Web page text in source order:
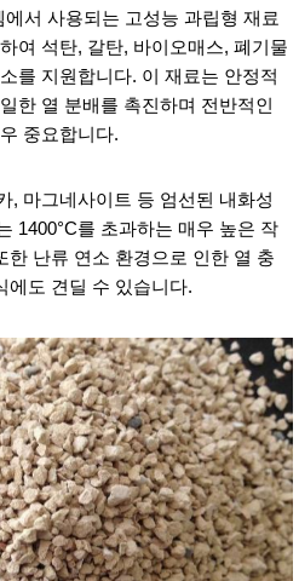
서 사용되는 고성능 과립형 재료
여 석탄, 갈탄, 바이오매스, 폐기물
를 지원합니다. 이 재료는 안정적
한 열 분배를 촉진하며 전반적인
중요합니다.
, 마그네사이트 등 엄선된 내화성
1400°C를 초과하는 매우 높은 작
한 난류 연소 환경으로 인한 열 충
에도 견딜 수 있습니다.